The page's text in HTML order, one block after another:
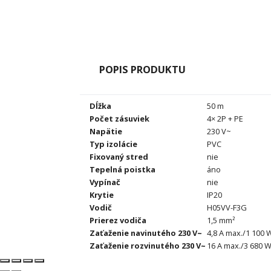
POPIS PRODUKTU
Dĺžka
50 m
Počet zásuviek
4× 2P + PE
Napätie
230 V~
Typ izolácie
PVC
Fixovaný stred
nie
Tepelná poistka
áno
Vypínač
nie
Krytie
IP20
Vodič
H05VV-F3G
Prierez vodiča
1,5 mm²
Zaťaženie navinutého 230 V~ 4,8 A max./1 100
Zaťaženie rozvinutého 230 V~ 16 A max./3 680 W